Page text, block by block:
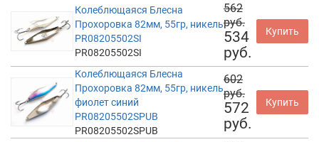
Колеблющаяся Блесна
Прохоровка 82мм, 55гр, никель
PR08205502SI
PR08205502SI
562
руб.
534
руб.
Купить
Колеблющаяся Блесна
Прохоровка 82мм, 55гр, никель
фиолет синий
PR08205502SPUB
PR08205502SPUB
602
руб.
572
руб.
Купить